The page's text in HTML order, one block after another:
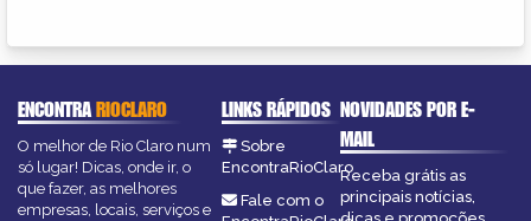
ENCONTRARIOCLARO
O melhor de Rio Claro num
só lugar! Dicas, onde ir, o
que fazer, as melhores
empresas, locais, serviços e
LINKS RÁPIDOS
Sobre
EncontraRioClaro
Fale com o
NOVIDADES POR E-
MAIL
Receba grátis as
principais notícias,